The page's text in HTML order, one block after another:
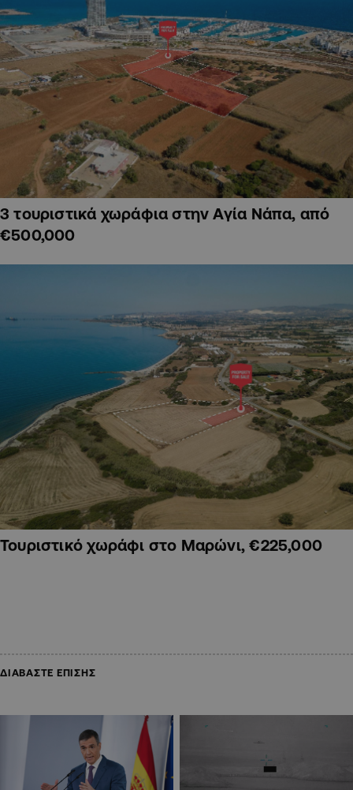
3 τουριστικά χωράφια στην Αγία Νάπα, από
€500,000
Τουριστικό χωράφι στο Μαρώνι, €225,000
ΔΙΑΒΑΣΤΕ ΕΠΙΣΗΣ